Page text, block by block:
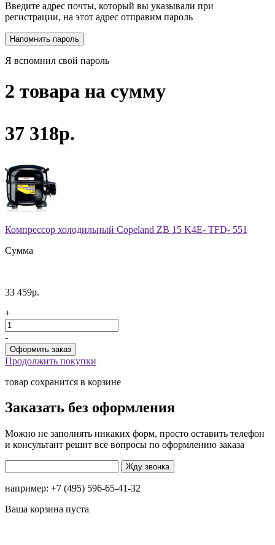
Введите адрес почты, который вы указывали при
регистрации, на этот адрес отправим пароль
Я вспомнил свой пароль
2 товара на сумму
37 318р.
Компрессор холодильный Copeland ZB 15 K4E- TFD- 551
Сумма
33 459р.
+
-
Продолжить покупки
товар сохранится в корзине
Заказать без оформления
Можно не заполнять никаких форм, просто оставить телефон
и консультант решит все вопросы по оформлению заказа
например: +7 (495) 596-65-41-32
Ваша корзина пуста